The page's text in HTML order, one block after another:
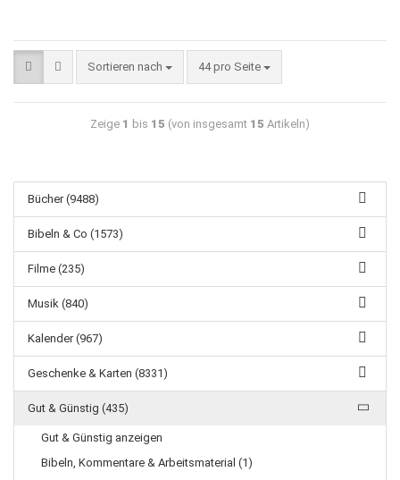
Sortieren nach 44 pro Seite
Zeige 1 bis 15 (von insgesamt 15 Artikeln)
Bücher (9488)
Bibeln & Co (1573)
Filme (235)
Musik (840)
Kalender (967)
Geschenke & Karten (8331)
Gut & Günstig (435)
Gut & Günstig anzeigen
Bibeln, Kommentare & Arbeitsmaterial (1)